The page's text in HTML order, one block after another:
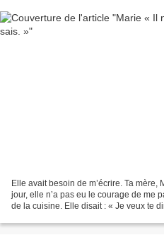
Elle avait besoin de m’écrire. Ta
jour, elle n’a pas eu le courage de me
de la cuisine. Elle disait : « Je veux te